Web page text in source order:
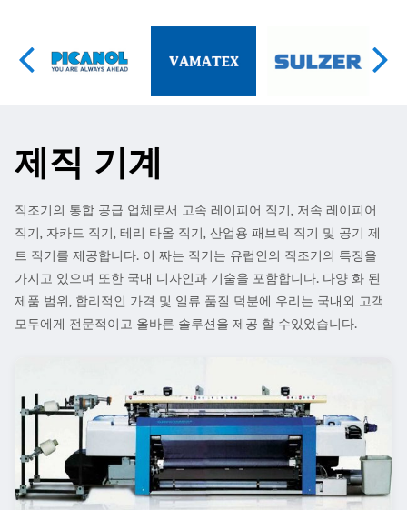
제직 기계
직조기의 통합 공급 업체로서 고속 레이피어 직기, 저속 레이피어
직기, 자카드 직기, 테리 타올 직기, 산업용 패브릭 직기 및 공기 제
트 직기를 제공합니다. 이 짜는 직기는 유럽인의 직조기의 특징을
가지고 있으며 또한 국내 디자인과 기술을 포함합니다. 다양 화 된
제품 범위, 합리적인 가격 및 일류 품질 덕분에 우리는 국내외 고객
모두에게 전문적이고 올바른 솔루션을 제공 할 수있었습니다.